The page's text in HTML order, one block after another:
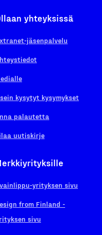
yhteyksissä
jäsenpalvelu
kysytyt kysymykset
palautetta
uutiskirje
yrityksen sivu
from Finland -
sivu